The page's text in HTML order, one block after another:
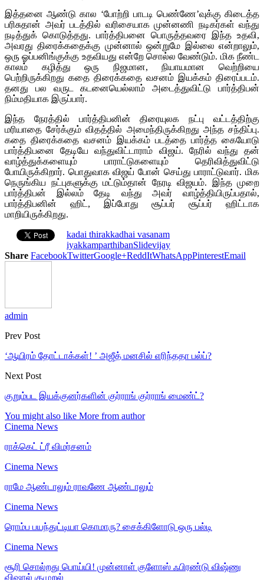
இத்தனை ஆண்டு கால ‘போற்றி பாடடி பெண்ணே’வுக்கு கிடைத்த
பரிசுதான் அவர் படத்தில் வரிசையாக முன்னணி நடிகர்கள் வந்து
நடித்துக் கொடுத்தது. பார்த்திபனை பொருத்தவரை இந்த உதவி,
அவரது திரைக்கதைக்கு முன்னால் ஒன்றுமே இல்லை என்றாலும்,
ஒரு ஓப்பனிங்குக்கு உதவியது என்றே சொல்ல வேண்டும். மிக நீண்ட
காலம் கழித்து ஒரு நிஜமான, நியாயமான வெற்றியை
பெற்றிருக்கிறது கதை திரைக்கதை வசனம் இயக்கம் திரைப்படம்.
தனது பல வருட கடனையெல்லாம் அடைத்துவிட்டு பார்த்திபன்
நிம்மதியாக இருப்பார்.
இந்த நேரத்தில் பார்த்திபனின் திரையுலக நட்பு வட்டத்திற்கு
மரியாதை சேர்க்கும் விதத்தில் அமைந்திருக்கிறது அந்த சந்திப்பு.
கதை திரைக்கதை வசனம் இயக்கம் படத்தை பார்த்த கையோடு
பார்த்திபனை தேடியே வந்துவிட்டாராம் விஜய். நேரில் வந்து தன்
வாழ்த்துக்களையும் பாராட்டுகளையும் தெரிவித்துவிட்டு
போயிருக்கிறார். பொதுவாக விஜய் போன் செய்து பாராட்டுவார். மிக
நெருங்கிய நட்புகளுக்கு மட்டும்தான் நேரடி விஜயம். இந்த முறை
பார்த்திபன் இல்லம் தேடி வந்து அவர் வாழ்த்தியிருப்பதால்,
பார்த்திபனின் ஹிட், இப்போது சூப்பர் சூப்பர் ஹிட்டாக
மாறியிருக்கிறது.
kadai thirakkadhai vasanam
iyakkamparthibanSlidevijay
Share FacebookTwitterGoogle+ReddItWhatsAppPinterestEmail
admin
Prev Post
‘ஆயிரம் தோட்டாக்கள்! ’ அஜீத் மனசில் எரிந்ததா பல்ப்?
Next Post
குறும்பட இயக்குனர்களின் குர்ராங் குர்ராங் மைண்ட்?
You might also like More from author
Cinema News
ராக்கெட் ட்ரீ விமர்சனம்
Cinema News
ராமே ஆண்டாலும் ராவணே ஆண்டாலும்
Cinema News
ரொம்ப பயந்துட்டியா கொமாரு? சைக்கிளோடு ஒரு பல்டி
Cinema News
சூரி சொல்றது பொய்யி! முன்னாள் குளோஸ் ஃபிரண்டு விஷ்ணு
விஷால் குமுறல்